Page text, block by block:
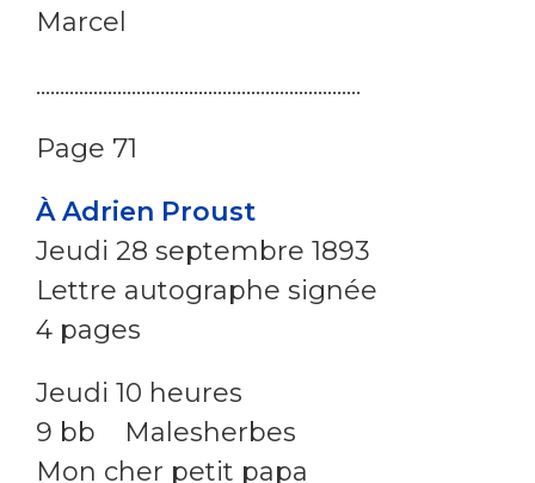
Marcel
....................................................................
Page 71
À Adrien Proust
Jeudi 28 septembre 1893
Lettre autographe signée
4 pages
Jeudi 10 heures
9 bb Malesherbes
Mon cher petit papa